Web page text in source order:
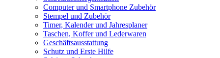
Computer und Smartphone Zubehör
Stempel und Zubehör
Timer, Kalender und Jahresplaner
Taschen, Koffer und Lederwaren
Geschäftsausstattung
Schutz und Erste Hilfe